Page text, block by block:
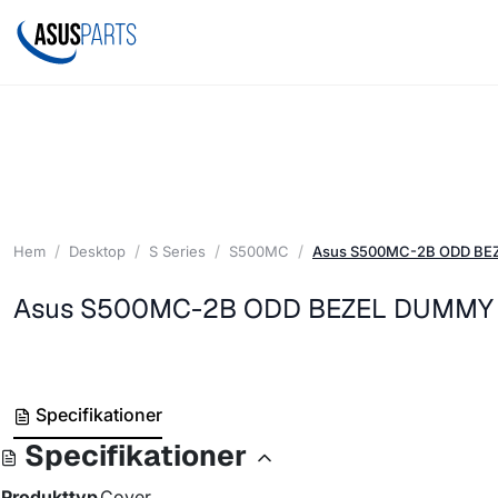
Hem Desktop S Series S500MC Asus S500MC-2B ODD
Asus S500MC-2B ODD BEZEL DUMMY
Specifikationer
Specifikationer